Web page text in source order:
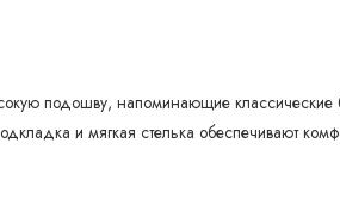
подошву, напоминающие классические
и мягкая стелька обеспечивают